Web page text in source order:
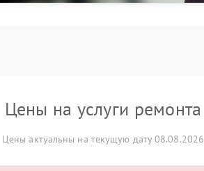
Цены на услуги ремонта
Цены актуальны на текущую дату 08.08.2026